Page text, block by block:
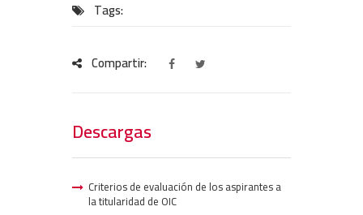
Tags:
Compartir:
Descargas
Criterios de evaluación de los aspirantes a
la titularidad de OIC